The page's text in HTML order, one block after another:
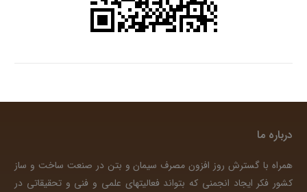
درباره ما
همراه با گسترش روز افزون مصرف سیمان و بتن در صنعت ساخت و ساز
کشور فکر ایجاد انجمنی که بتواند فعالیتهای علمی و فنی و تحقیقاتی در